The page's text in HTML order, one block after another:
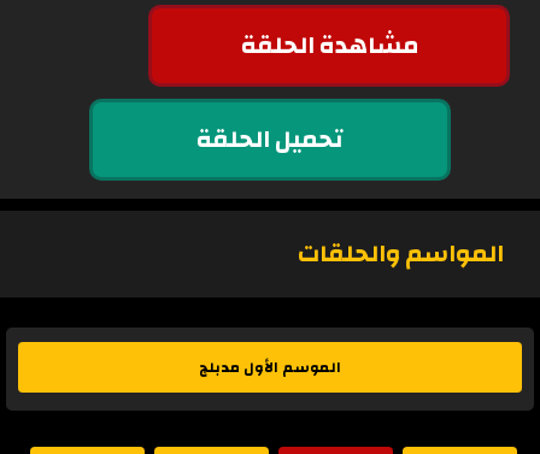
مشاهدة الحلقة
تحميل الحلقة
المواسم والحلقات
الموسم الأول مدبلج